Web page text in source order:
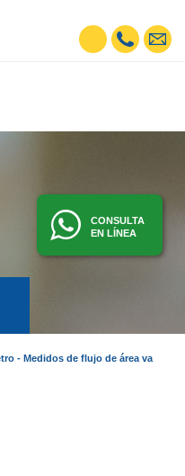
CONSULTA
EN LÍNEA
- Medidos de flujo de área variable